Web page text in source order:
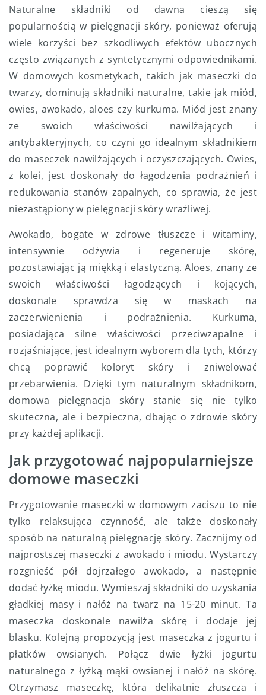
Naturalne składniki od dawna cieszą się
popularnością w pielęgnacji skóry, ponieważ oferują
wiele korzyści bez szkodliwych efektów ubocznych
często związanych z syntetycznymi odpowiednikami.
W domowych kosmetykach, takich jak maseczki do
twarzy, dominują składniki naturalne, takie jak miód,
owies, awokado, aloes czy kurkuma. Miód jest znany
ze swoich właściwości nawilżających i
antybakteryjnych, co czyni go idealnym składnikiem
do maseczek nawilżających i oczyszczających. Owies,
z kolei, jest doskonały do łagodzenia podrażnień i
redukowania stanów zapalnych, co sprawia, że jest
niezastąpiony w pielęgnacji skóry wrażliwej.
Awokado, bogate w zdrowe tłuszcze i witaminy,
intensywnie odżywia i regeneruje skórę,
pozostawiając ją miękką i elastyczną. Aloes, znany ze
swoich właściwości łagodzących i kojących,
doskonale sprawdza się w maskach na
zaczerwienienia i podrażnienia. Kurkuma,
posiadająca silne właściwości przeciwzapalne i
rozjaśniające, jest idealnym wyborem dla tych, którzy
chcą poprawić koloryt skóry i zniwelować
przebarwienia. Dzięki tym naturalnym składnikom,
domowa pielęgnacja skóry stanie się nie tylko
skuteczna, ale i bezpieczna, dbając o zdrowie skóry
przy każdej aplikacji.
Jak przygotować najpopularniejsze
domowe maseczki
Przygotowanie maseczki w domowym zaciszu to nie
tylko relaksująca czynność, ale także doskonały
sposób na naturalną pielęgnację skóry. Zacznijmy od
najprostszej maseczki z awokado i miodu. Wystarczy
rozgnieść pół dojrzałego awokado, a następnie
dodać łyżkę miodu. Wymieszaj składniki do uzyskania
gładkiej masy i nałóż na twarz na 15-20 minut. Ta
maseczka doskonale nawilża skórę i dodaje jej
blasku. Kolejną propozycją jest maseczka z jogurtu i
płatków owsianych. Połącz dwie łyżki jogurtu
naturalnego z łyżką mąki owsianej i nałóż na skórę.
Otrzymasz maseczkę, która delikatnie złuszcza i